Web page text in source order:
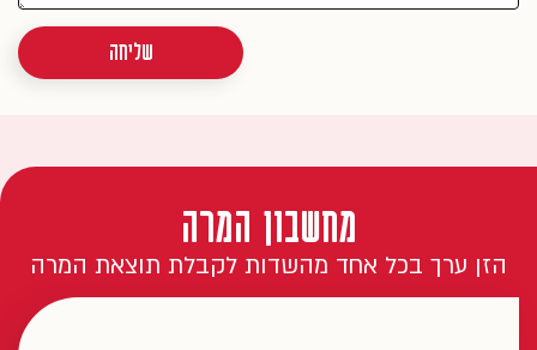
שליחה
מחשבון המרה
הזן ערך בכל אחד מהשדות לקבלת תוצאת המרה